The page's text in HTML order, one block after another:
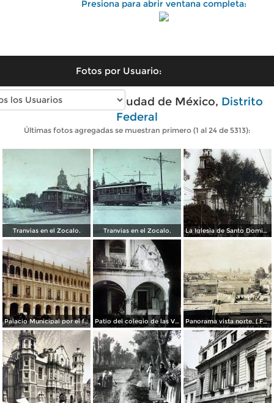
Presiona para abrir ventana completa:
Fotos por Usuario:
Fotos antiguas de Ciudad de México, Distrito
Federal
Últimas fotos agregadas se muestran primero (1 al 24 de 5313):
Tranvias en el Zocalo. Tranvias en el Zocalo. La Iglesia de Santo Domingo.
Palacio Municipal por el fotografo Hugo Brehme.. Patio del colegio de las Vizcainas por el fotografo Hugo Brehme. Panorama vista norte. ( Fechada el 20 de Junio de 1905 ).